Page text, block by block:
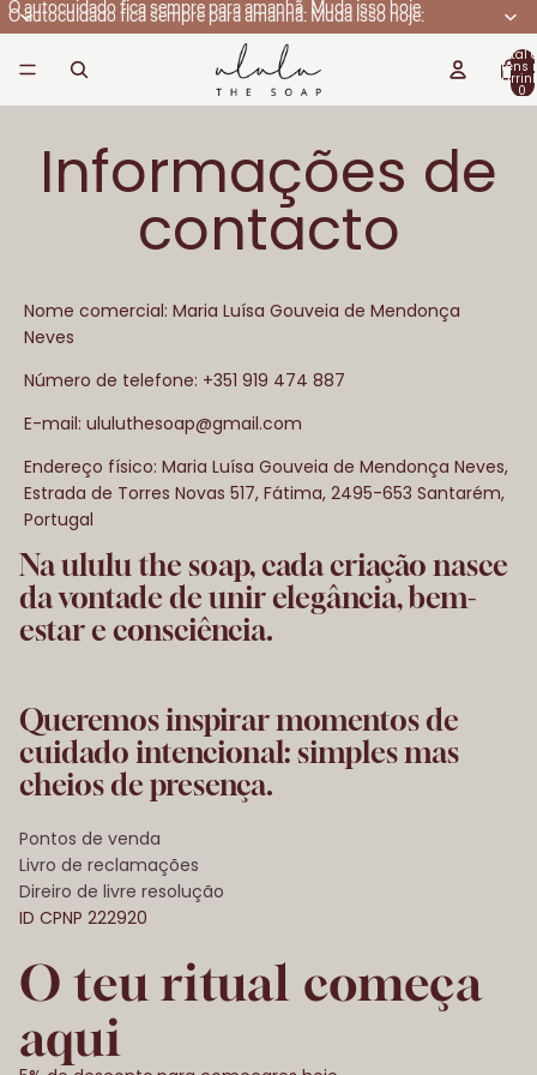
O autocuidado fica sempre para amanhã. Muda isso hoje.
O autocuidado fica sempre para amanhã. Muda isso hoje.
Total
itens
0
Informações de
contacto
Nome comercial: Maria Luísa Gouveia de Mendonça
Neves
Número de telefone: +351 919 474 887
E-mail: ululuthesoap@gmail.com
Endereço físico: Maria Luísa Gouveia de Mendonça Neves,
Estrada de Torres Novas 517, Fátima, 2495-653 Santarém,
Portugal
Na ululu the soap, cada criação nasce
da vontade de unir elegância, bem-
estar e consciência.
Queremos inspirar momentos de
cuidado intencional: simples mas
cheios de presença.
Pontos de venda
Livro de reclamações
Direiro de livre resolução
ID CPNP 222920
O teu ritual começa
aqui
Termos do serviço
Informações de contacto
Política de reembolso